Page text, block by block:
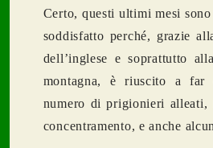
Certo, questi ultimi mesi
soddisfatto perché, grazie
dell’inglese e soprattutto
montagna, è riuscito a far
numero di prigionieri
concentramento, e anche